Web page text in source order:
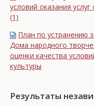
условий оказания
(1)
План по устранению
Дома народного
оценки качества
культуры
Результаты